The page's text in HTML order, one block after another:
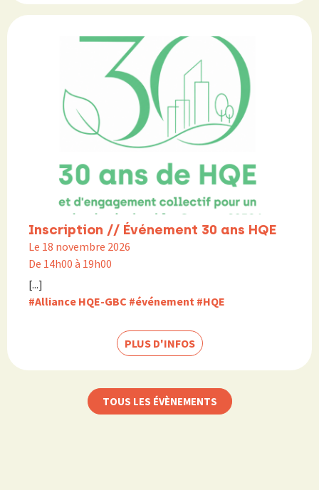
Inscription // Événement 30 ans HQE
Le 18 novembre 2026
De 14h00 à 19h00
[...]
#Alliance HQE-GBC #événement #HQE
PLUS D'INFOS
TOUS LES ÉVÈNEMENTS